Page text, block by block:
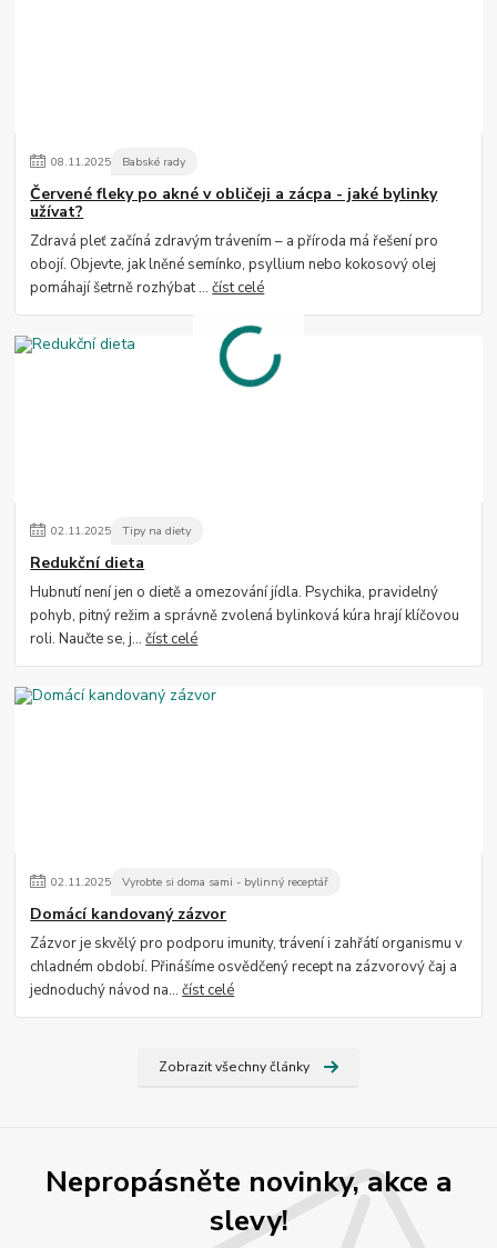
08.11.2025 Babské rady
Červené fleky po akné v obličeji a zácpa - jaké bylinky
užívat?
Zdravá pleť začíná zdravým trávením – a příroda má řešení pro
obojí. Objevte, jak lněné semínko, psyllium nebo kokosový olej
pomáhají šetrně rozhýbat ...číst celé
02.11.2025 Tipy na diety
Redukční dieta
Hubnutí není jen o dietě a omezování jídla. Psychika, pravidelný
pohyb, pitný režim a správně zvolená bylinková kúra hrají klíčovou
roli. Naučte se, j...číst celé
02.11.2025 Vyrobte si doma sami - bylinný receptář
Domácí kandovaný zázvor
Zázvor je skvělý pro podporu imunity, trávení i zahřátí organismu v
chladném období. Přinášíme osvědčený recept na zázvorový čaj a
jednoduchý návod na...číst celé
Zobrazit všechny články
Nepropásněte novinky, akce a
slevy!